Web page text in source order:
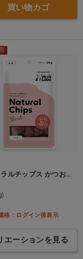
買い物カゴ
ルチップス かつお…
格：ログイン後表示
エーションを見る